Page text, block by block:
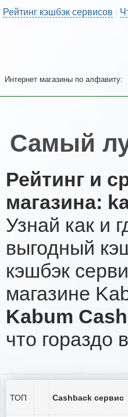
Рейтинг кэшбэк сервисов |
Интернет магазины по алфавиту:
Самый
Рейтинг и
магазина:
Узнай как и
выгодный
кэшбэк
магазине
Kabum
что гораздо
ТОП Cashback сервис